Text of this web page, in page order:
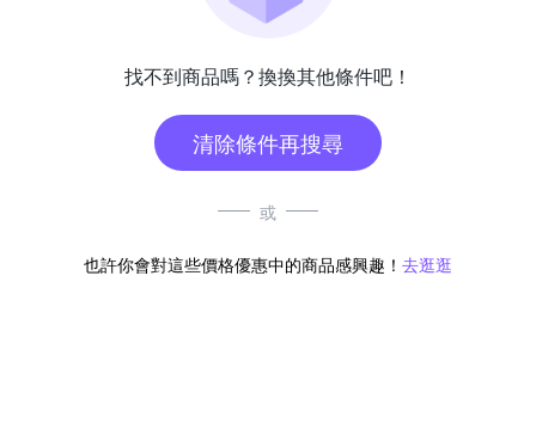
找不到商品嗎？換換其他條件吧！
清除條件再搜尋
或
也許你會對這些價格優惠中的商品感興趣！ 去逛逛